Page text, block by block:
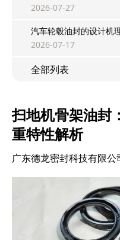
2026-07-27
汽车轮毂油封的设计机
2026-07-17
全部列表
扫地机骨架油封
重特性解析
广东德龙密封科技有限公